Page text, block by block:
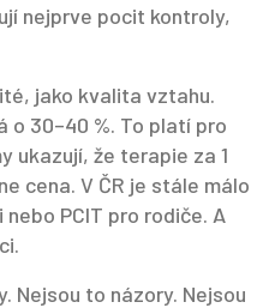
nejprve pocit kontroly,
jako kvalita vztahu.
30–40 %. To platí pro
ukazují, že terapie za 1
cena. V ČR je stále málo
PCIT pro rodiče. A
Nejsou to názory. Nejsou